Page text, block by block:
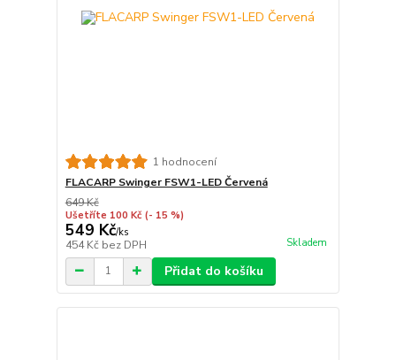
1 hodnocení
FLACARP Swinger FSW1-LED Červená
649 Kč
Ušetříte 100 Kč (- 15 %)
549 Kč/ks
454 Kč bez DPH Skladem
Přidat do košíku